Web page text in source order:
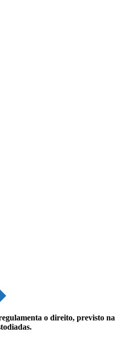
o direito, previsto